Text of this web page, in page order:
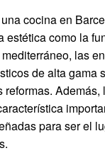
cocina en
estética como la
las
de alta gama
reformas. Además,
para ser el